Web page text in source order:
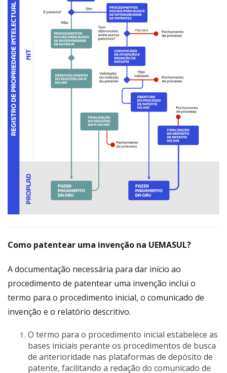
Como patentear uma invenção na UEMASUL?
A documentação necessária para dar início ao
procedimento de patentear uma invenção inclui o
termo para o procedimento inicial, o comunicado de
invenção e o relatório descritivo.
O termo para o procedimento inicial estabelece as
bases iniciais perante os procedimentos de busca
de anterioridade nas plataformas de depósito de
patente, facilitando a redação do comunicado de